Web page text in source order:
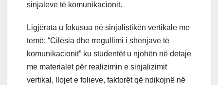
sinjaleve të komunikacionit.
Ligjërata u fokusua në sinjalistikën vertikale me
temë: “Cilësia dhe rregullimi i shenjave të
komunikacionit” ku studentët u njohën në detaje
me materialet për realizimin e sinjalizimit
vertikal, llojet e folieve, faktorët që ndikojnë në